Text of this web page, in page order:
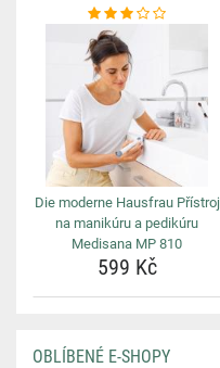
Die moderne Hausfrau Přístroj
na manikúru a pedikúru
Medisana MP 810
599 Kč
OBLÍBENÉ E-SHOPY